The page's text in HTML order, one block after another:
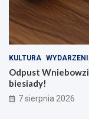
KULTURA
Odpust
biesiady!
7 sierpnia 2026